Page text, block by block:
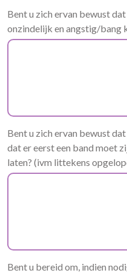
Bent u zich ervan bewust
onzindelijk en angstig/bang
Bent u zich ervan bewust
dat er eerst een band moet
laten? (ivm littekens
Bent u bereid om, indien